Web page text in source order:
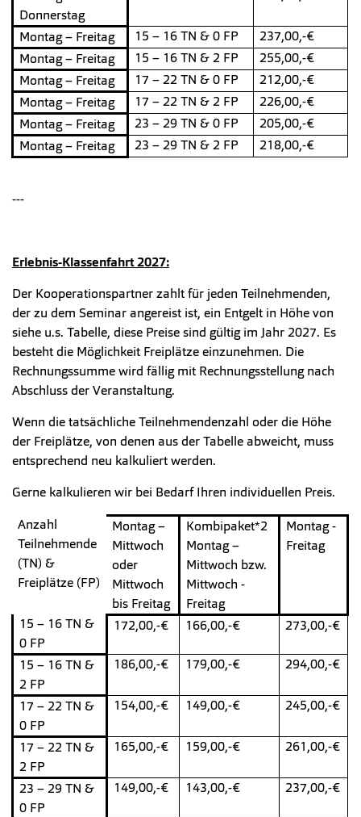
Donnerstag
Montag – Freitag 15 – 16 TN & 0 FP
237,00,-€
Montag – Freitag
15 – 16 TN & 2 FP
255,00,-€
Montag – Freitag
17 – 22 TN & 0 FP
212,00,-€
Montag – Freitag
17 – 22 TN & 2 FP
226,00,-€
Montag – Freitag
23 – 29 TN & 0 FP
205,00,-€
Montag – Freitag
23 – 29 TN & 2 FP 218,00,-€
---
Erlebnis-Klassenfahrt 2027:
Der Kooperationspartner zahlt für jeden Teilnehmenden,
der zu dem Seminar angereist ist, ein Entgelt in Höhe von
siehe u.s. Tabelle, diese Preise sind gültig im Jahr 2027. Es
besteht die Möglichkeit Freiplätze einzunehmen. Die
Rechnungssumme wird fällig mit Rechnungsstellung nach
Abschluss der Veranstaltung.
Wenn die tatsächliche Teilnehmendenzahl oder die Höhe
der Freiplätze, von denen aus der Tabelle abweicht, muss
entsprechend neu kalkuliert werden.
Gerne kalkulieren wir bei Bedarf Ihren individuellen Preis.
Anzahl
Teilnehmende
(TN) &
Freiplätze (FP)
Montag –
Mittwoch
oder
Mittwoch
bis Freitag
Kombipaket*2
Montag –
Mittwoch bzw.
Mittwoch -
Freitag
Montag -
Freitag
15 – 16 TN &
0 FP
172,00,-€ 166,00,-€ 273,00,-€
15 – 16 TN &
2 FP
186,00,-€ 179,00,-€ 294,00,-€
17 – 22 TN &
0 FP
154,00,-€ 149,00,-€ 245,00,-€
17 – 22 TN &
2 FP
165,00,-€ 159,00,-€ 261,00,-€
23 – 29 TN &
0 FP
149,00,-€ 143,00,-€ 237,00,-€